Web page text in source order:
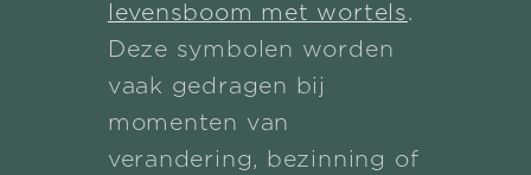
levensboom met wortels.
Deze symbolen worden
vaak gedragen bij
momenten van
verandering, bezinning of